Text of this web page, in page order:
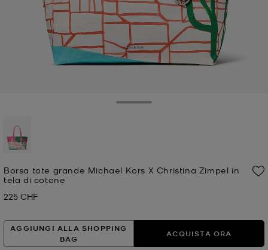
Borsa tote grande Michael Kors X Christina Zimpel in
tela di cotone
Prezzo attuale
225 CHF
AGGIUNGI ALLA SHOPPING
BAG
ACQUISTA ORA